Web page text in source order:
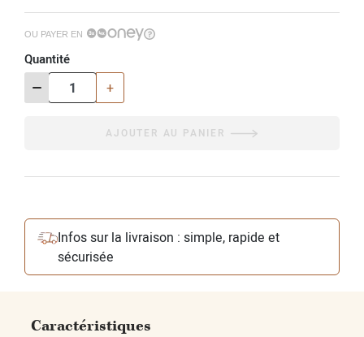
OU PAYER EN
Quantité
- +
AJOUTER AU PANIER
Infos sur la livraison : simple, rapide et
sécurisée
Caractéristiques